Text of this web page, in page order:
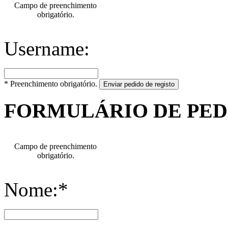
Campo de preenchimento
obrigatório.
Username:
* Preenchimento obrigatório. Enviar pedido de registo
FORMULÁRIO DE
Campo de preenchimento
obrigatório.
Nome:*